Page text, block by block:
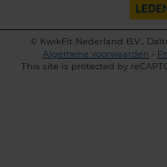
©
KwikFit Nederland B.V.,
Algemene voorwaarden •
This site is protected by